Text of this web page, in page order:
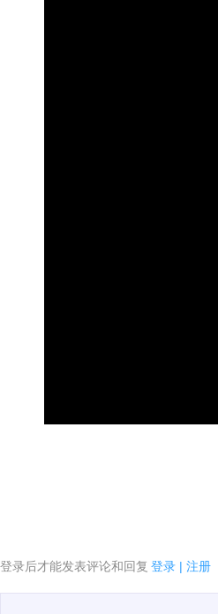
登录后才能发表评论和回复 登录 | 注册